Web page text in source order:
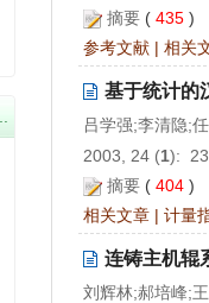
摘要 ( 435 )
参考文献 | 相关
基于统计的
吕学强;李清隐;
2003, 24 (1):
摘要 ( 404 )
相关文章 | 计量
连铸主机辊
刘辉林;郝培峰;